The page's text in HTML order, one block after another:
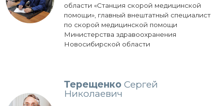
области «Станция скорой медицинской
помощи», главный внештатный специалист
по скорой медицинской помощи
Министерства здравоохранения
Новосибирской области
Терещенко Сергей
Николаевич